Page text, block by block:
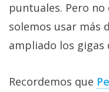
puntuales. Pero no
solemos usar más
ampliado los
Recordemos que